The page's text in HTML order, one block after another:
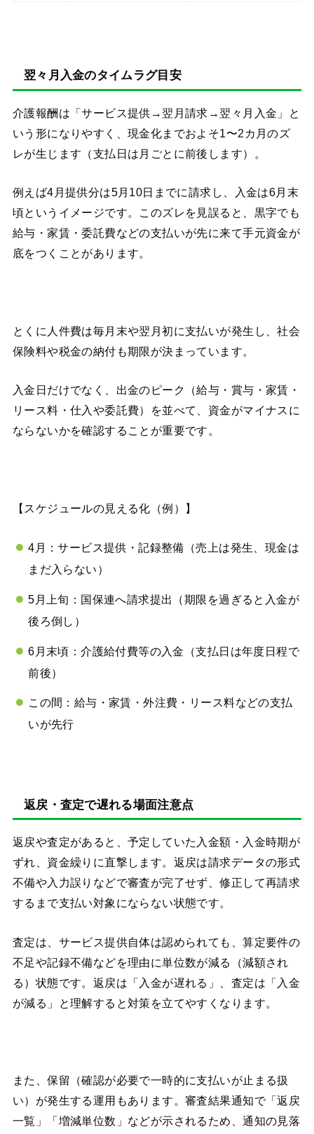
翌々月入金のタイムラグ目安
介護報酬は「サービス提供→翌月請求→翌々月入金」と
いう形になりやすく、現金化までおよそ1〜2カ月のズ
レが生じます（支払日は月ごとに前後します）。
例えば4月提供分は5月10日までに請求し、入金は6月末
頃というイメージです。このズレを見誤ると、黒字でも
給与・家賃・委託費などの支払いが先に来て手元資金が
底をつくことがあります。
とくに人件費は毎月末や翌月初に支払いが発生し、社会
保険料や税金の納付も期限が決まっています。
入金日だけでなく、出金のピーク（給与・賞与・家賃・
リース料・仕入や委託費）を並べて、資金がマイナスに
ならないかを確認することが重要です。
【スケジュールの見える化（例）】
4月：サービス提供・記録整備（売上は発生、現金は
まだ入らない）
5月上旬：国保連へ請求提出（期限を過ぎると入金が
後ろ倒し）
6月末頃：介護給付費等の入金（支払日は年度日程で
前後）
この間：給与・家賃・外注費・リース料などの支払
いが先行
返戻・査定で遅れる場面注意点
返戻や査定があると、予定していた入金額・入金時期が
ずれ、資金繰りに直撃します。返戻は請求データの形式
不備や入力誤りなどで審査が完了せず、修正して再請求
するまで支払い対象にならない状態です。
査定は、サービス提供自体は認められても、算定要件の
不足や記録不備などを理由に単位数が減る（減額され
る）状態です。返戻は「入金が遅れる」、査定は「入金
が減る」と理解すると対策を立てやすくなります。
また、保留（確認が必要で一時的に支払いが止まる扱
い）が発生する運用もあります。審査結果通知で「返戻
一覧」「増減単位数」などが示されるため、通知の見落